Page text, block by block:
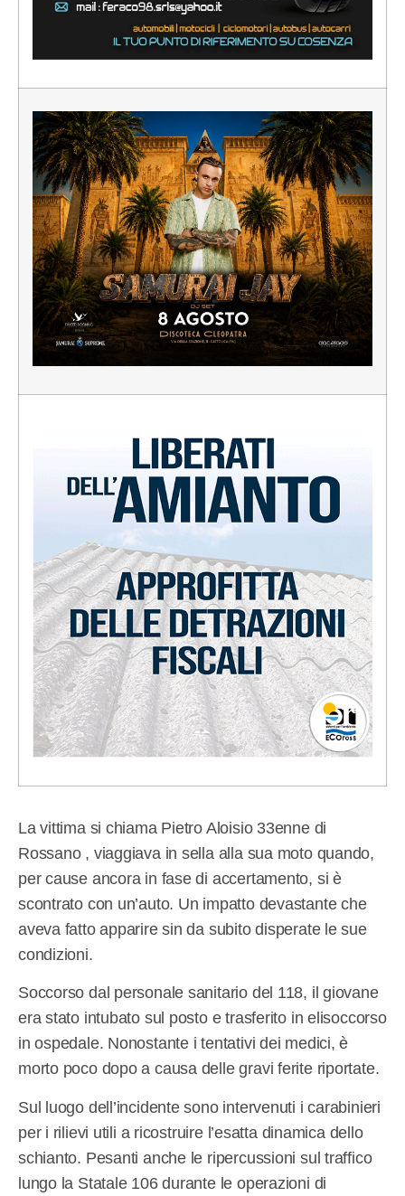
La vittima si chiama Pietro Aloisio 33enne di
Rossano , viaggiava in sella alla sua moto quando,
per cause ancora in fase di accertamento, si è
scontrato con un’auto. Un impatto devastante che
aveva fatto apparire sin da subito disperate le sue
condizioni.
Soccorso dal personale sanitario del 118, il giovane
era stato intubato sul posto e trasferito in elisoccorso
in ospedale. Nonostante i tentativi dei medici, è
morto poco dopo a causa delle gravi ferite riportate.
Sul luogo dell’incidente sono intervenuti i carabinieri
per i rilievi utili a ricostruire l’esatta dinamica dello
schianto. Pesanti anche le ripercussioni sul traffico
lungo la Statale 106 durante le operazioni di